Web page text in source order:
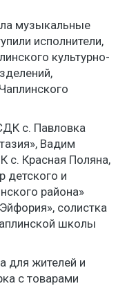
музыкальные
исполнители,
культурно-
с. Павловка
Вадим
с. Красная Поляна,
детского и
района»
солистка
школы
для жителей и
с товарами